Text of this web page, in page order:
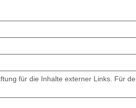
für die Inhalte externer Links. Für